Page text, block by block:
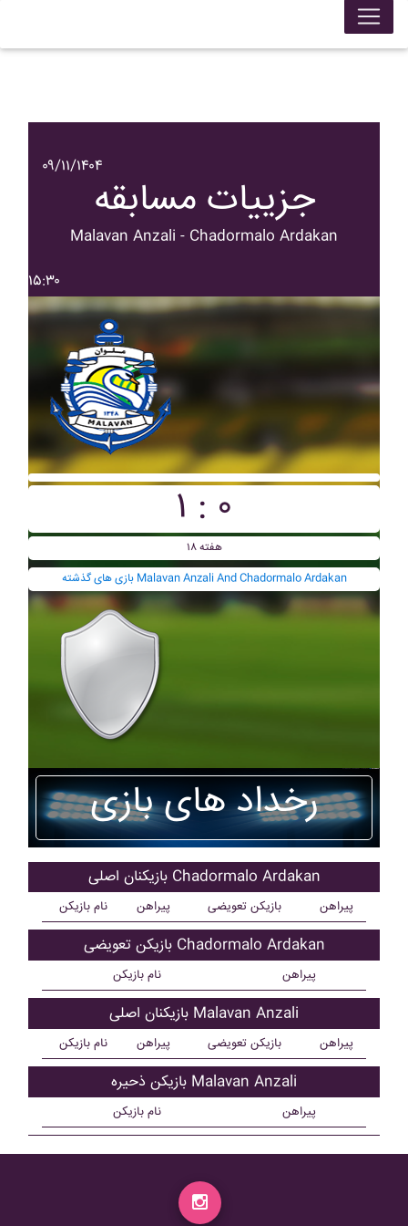
۰۹/۱۱/۱۴۰۴
جزییات مسابقه
Malavan Anzali - Chadormalo Ardakan
۱۵:۳۰
۱ : ۰
هفته ۱۸
بازی های گذشته Malavan Anzali And Chadormalo Ardakan
رخداد های بازی
بازیکنان اصلی Chadormalo Ardakan
نام بازیکن پیراهن بازیکن تعویضی پیراهن
بازیکن تعویضی Chadormalo Ardakan
نام بازیکن پیراهن
بازیکنان اصلی Malavan Anzali
نام بازیکن پیراهن بازیکن تعویضی پیراهن
بازیکن ذحیره Malavan Anzali
نام بازیکن پیراهن